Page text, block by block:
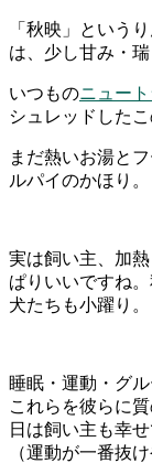
「秋映」という
は、少し甘み・
いつものニュー
シュレッドした
まだ熱いお湯と
ルパイのかほり。
実は飼い主、加
ぱりいいですね。
犬たちも小躍り。
睡眠・運動・グル
これらを彼らに
日は飼い主も幸せ
（運動が一番抜